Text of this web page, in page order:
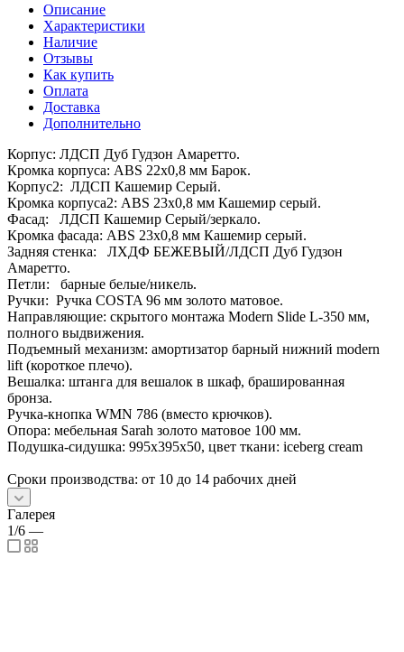
Описание
Характеристики
Наличие
Отзывы
Как купить
Оплата
Доставка
Дополнительно
Корпус: ЛДСП Дуб Гудзон Амаретто.
Кромка корпуса: ABS 22x0,8 мм Барок.
Корпус2: ЛДСП Кашемир Серый.
Кромка корпуса2: ABS 23x0,8 мм Кашемир серый.
Фасад: ЛДСП Кашемир Серый/зеркало.
Кромка фасада: ABS 23x0,8 мм Кашемир серый.
Задняя стенка: ЛХДФ БЕЖЕВЫЙ/ЛДСП Дуб Гудзон
Амаретто.
Петли: барные белые/никель.
Ручки: Ручка COSTA 96 мм золото матовое.
Направляющие: скрытого монтажа Modern Slide L-350 мм,
полного выдвижения.
Подъемный механизм: амортизатор барный нижний modern
lift (короткое плечо).
Вешалка: штанга для вешалок в шкаф, брашированная
бронза.
Ручка-кнопка WMN 786 (вместо крючков).
Опора: мебельная Sarah золото матовое 100 мм.
Подушка-сидушка: 995х395х50, цвет ткани: iceberg cream
Сроки производства: от 10 до 14 рабочих дней
Галерея
1/6 —